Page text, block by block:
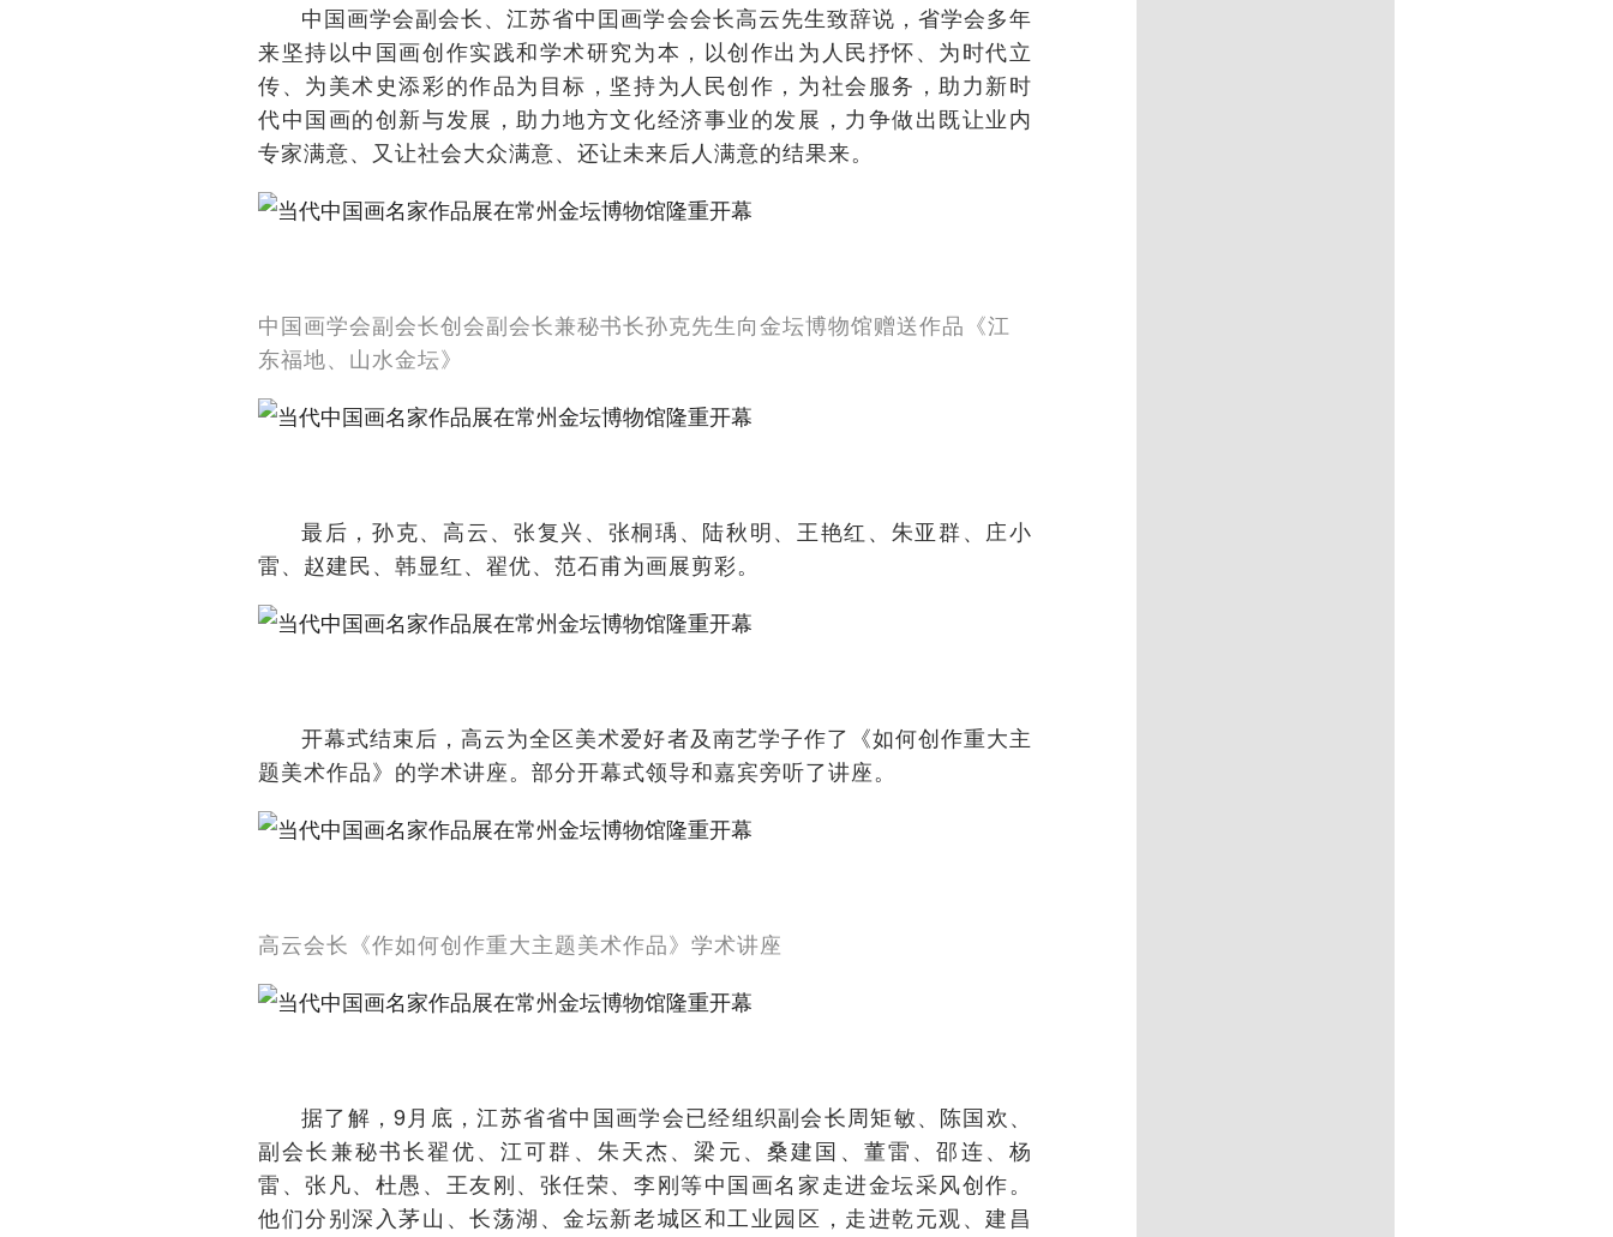
中国画学会副会长、江苏省中囯画学会会长高云先生致辞说，省学会多年
来坚持以中国画创作实践和学术研究为本，以创作出为人民抒怀、为时代立
传、为美术史添彩的作品为目标，坚持为人民创作，为社会服务，助力新时
代中国画的创新与发展，助力地方文化经济事业的发展，力争做出既让业内
专家满意、又让社会大众满意、还让未来后人满意的结果来。
中国画学会副会长创会副会长兼秘书长孙克先生向金坛博物馆赠送作品《江
东福地、山水金坛》
最后，孙克、高云、张复兴、张桐瑀、陆秋明、王艳红、朱亚群、庄小
雷、赵建民、韩显红、翟优、范石甫为画展剪彩。
开幕式结束后，高云为全区美术爱好者及南艺学子作了《如何创作重大主
题美术作品》的学术讲座。部分开幕式领导和嘉宾旁听了讲座。
高云会长《作如何创作重大主题美术作品》学术讲座
据了解，9月底，江苏省省中国画学会已经组织副会长周矩敏、陈国欢、
副会长兼秘书长翟优、江可群、朱天杰、梁元、桑建国、董雷、邵连、杨
雷、张凡、杜愚、王友刚、张任荣、李刚等中国画名家走进金坛采风创作。
他们分别深入茅山、长荡湖、金坛新老城区和工业园区，走进乾元观、建昌